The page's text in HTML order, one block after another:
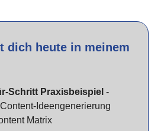
dich heute in meinem
Schritt Praxisbeispiel -
Ideengenerierung
Matrix